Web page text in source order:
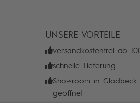
UNSERE VORTEILE
versandkostenfrei ab
schnelle Lieferung
Showroom in Gladbeck
geöffnet